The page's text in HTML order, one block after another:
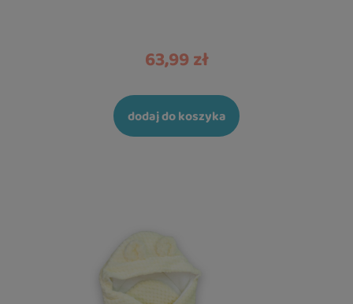
63,99 zł
dodaj do koszyka